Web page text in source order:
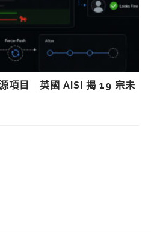
項目 英國 AISI 揭 19 宗未